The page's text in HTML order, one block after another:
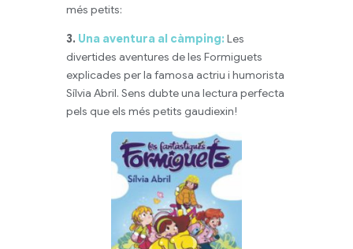
més petits:
3. Una aventura al càmping: Les
divertides aventures de les Formiguets
explicades per la famosa actriu i humorista
Sílvia Abril. Sens dubte una lectura perfecta
pels que els més petits gaudiexin!